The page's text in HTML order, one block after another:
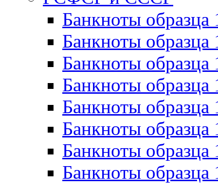
Банкноты
Банкноты образца
Банкноты образца
Банкноты образца
Банкноты образца
Банкноты образца
Банкноты образца
Банкноты образца